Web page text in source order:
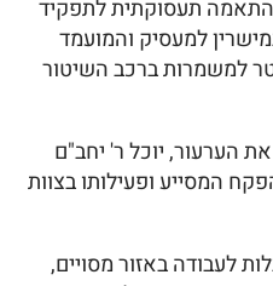
תעסוקתית לתפקיד
למעסיק והמועמד
למשמרות ברכב השיטור
הערעור, יוכל ר' יחב"ם
המסייע ופעילותו בצוות
לעבודה באזור מסויים,